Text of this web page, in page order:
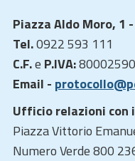
Piazza Aldo Moro, 1
Tel.0922 593 111
C.F.e P.IVA:
Email -
Ufficio relazioni con
Piazza Vittorio
Numero Verde 800